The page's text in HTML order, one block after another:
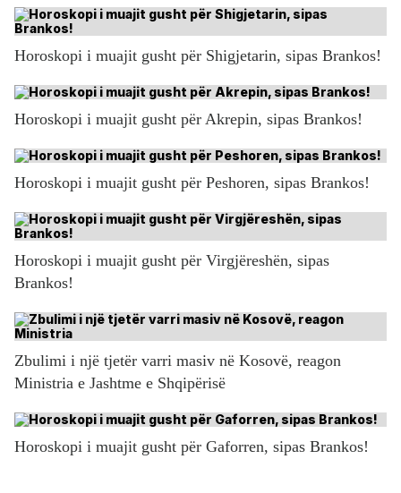
Horoskopi i muajit gusht për Shigjetarin, sipas Brankos!
Horoskopi i muajit gusht për Akrepin, sipas Brankos!
Horoskopi i muajit gusht për Peshoren, sipas Brankos!
Horoskopi i muajit gusht për Virgjëreshën, sipas
Brankos!
Zbulimi i një tjetër varri masiv në Kosovë, reagon
Ministria e Jashtme e Shqipërisë
Horoskopi i muajit gusht për Gaforren, sipas Brankos!